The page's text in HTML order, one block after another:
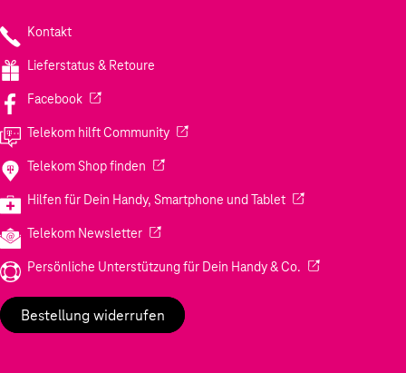
Kontakt
Lieferstatus & Retoure
Facebook(Wird in einem neuen Tab geöffnet)
Telekom hilft Community(Wird in einem neuen Tab geöffnet)
Telekom Shop finden (Wird in einem neuen Tab geöffnet)
Hilfen für Dein Handy, Smartphone und Tablet(Wird in einem
Telekom Newsletter(Wird in einem neuen Tab geöffnet)
Persönliche Unterstützung für Dein Handy & Co. (Wird in einem
Bestellung widerrufen